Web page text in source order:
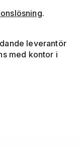
.
leverantör
med kontor i